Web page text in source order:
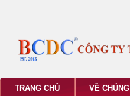
TRANG CHỦ VỀ CHÚNG